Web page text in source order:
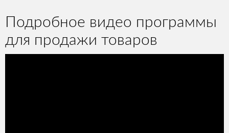
Подробное видео программы
для продажи товаров